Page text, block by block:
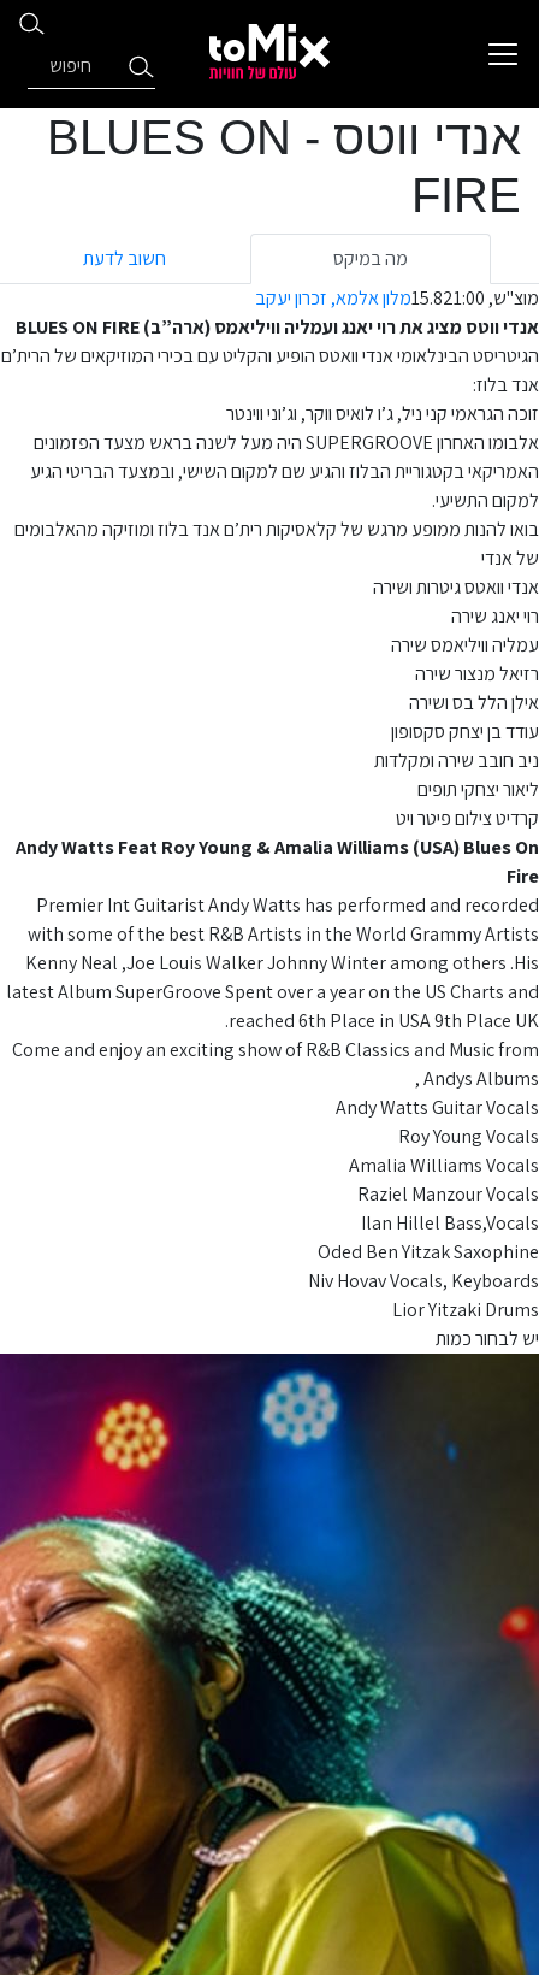
אנדי ווטס - BLUES ON
FIRE
מה במיקס
חשוב לדעת
מוצ"ש, 15.8 21:00
מלון אלמא, זכרון יעקב
אנדי ווטס מציג את רוי יאנג ועמליה וויליאמס (ארה”ב) BLUES ON FIRE
הגיטריסט הבינלאומי אנדי וואטס הופיע והקליט עם בכירי המוזיקאים של הרית’ם
אנד בלוז:
זוכה הגראמי קני ניל, ג’ו לואיס ווקר, וג’וני ווינטר
אלבומו האחרון SUPERGROOVE היה מעל לשנה בראש מצעד הפזמונים
האמריקאי בקטגוריית הבלוז והגיע שם למקום השישי, ובמצעד הבריטי הגיע
למקום התשיעי.
בואו להנות ממופע מרגש של קלאסיקות רית’ם אנד בלוז ומוזיקה מהאלבומים
של אנדי
אנדי וואטס גיטרות ושירה
רוי יאנג שירה
עמליה וויליאמס שירה
רזיאל מנצור שירה
אילן הלל בס ושירה
עודד בן יצחק סקסופון
ניב חובב שירה ומקלדות
ליאור יצחקי תופים
קרדיט צילום פיטר ויט
Andy Watts Feat Roy Young & Amalia Williams (USA) Blues On
Fire
Premier Int Guitarist Andy Watts has performed and recorded
with some of the best R&B Artists in the World Grammy Artists
Kenny Neal ,Joe Louis Walker Johnny Winter among others .His
latest Album SuperGroove Spent over a year on the US Charts and
reached 6th Place in USA 9th Place UK.
Come and enjoy an exciting show of R&B Classics and Music from
Andys Albums ,
Andy Watts Guitar Vocals
Roy Young Vocals
Amalia Williams Vocals
Raziel Manzour Vocals
Ilan Hillel Bass,Vocals
Oded Ben Yitzak Saxophine
Niv Hovav Vocals, Keyboards
Lior Yitzaki Drums
יש לבחור כמות